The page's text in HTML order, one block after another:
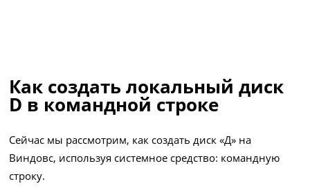
Как создать локальный диск
D в командной строке
Сейчас мы рассмотрим, как создать диск «Д» на
Виндовс, используя системное средство: командную
строку.